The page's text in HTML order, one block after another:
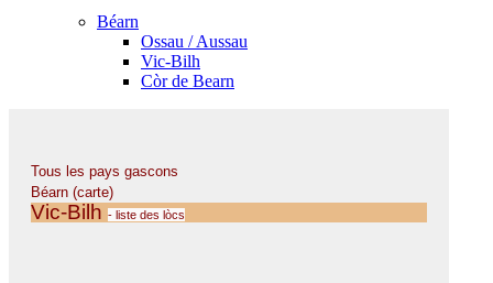
Béarn
Ossau / Aussau
Vic-Bilh
Còr de Bearn